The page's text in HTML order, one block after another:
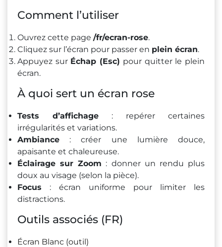
Comment l’utiliser
Ouvrez cette page /fr/ecran-rose.
Cliquez sur l’écran pour passer en plein écran.
Appuyez sur Échap (Esc) pour quitter le plein
écran.
À quoi sert un écran rose
Tests d’affichage : repérer certaines
irrégularités et variations.
Ambiance : créer une lumière douce,
apaisante et chaleureuse.
Éclairage sur Zoom : donner un rendu plus
doux au visage (selon la pièce).
Focus : écran uniforme pour limiter les
distractions.
Outils associés (FR)
Écran Blanc (outil)